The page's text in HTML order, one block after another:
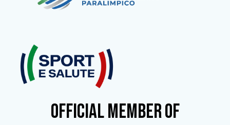
OFFICIAL MEMBER OF